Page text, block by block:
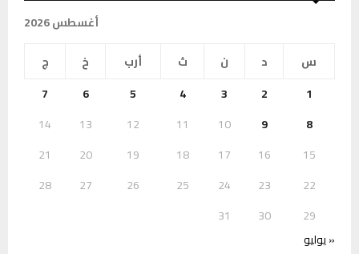
أغسطس 2026
س
د ن ث أرب خ
ج
1
2
3
4
5
6
7
8
9
10
11
12
13
14
15
16
17
18
19
20
21
22
23
24
25
26
27
28
29
30
31
« يوليو